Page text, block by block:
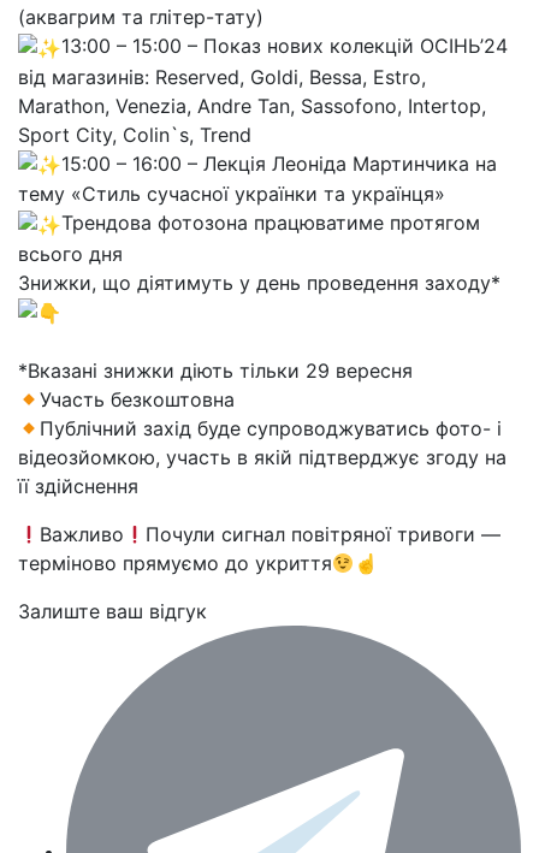
(аквагрим та глітер-тату)
13:00 – 15:00 – Показ нових колекцій ОСІНЬ’24
від магазинів: Reserved, Goldi, Bessa, Estro,
Marathon, Venezia, Andre Tan, Sassofono, Intertop,
Sport City, Colin`s, Trend
15:00 – 16:00 – Лекція Леоніда Мартинчика на
тему «Стиль сучасної українки та українця»
Трендова фотозона працюватиме протягом
всього дня
Знижки, що діятимуть у день проведення заходу*
*Вказані знижки діють тільки 29 вересня
Участь безкоштовна
Публічний захід буде супроводжуватись фото- і
відеозйомкою, участь в якій підтверджує згоду на
її здійснення
Важливо
Почули сигнал повітряної тривоги —
терміново прямуємо до укриття
☝
Залиште ваш відгук